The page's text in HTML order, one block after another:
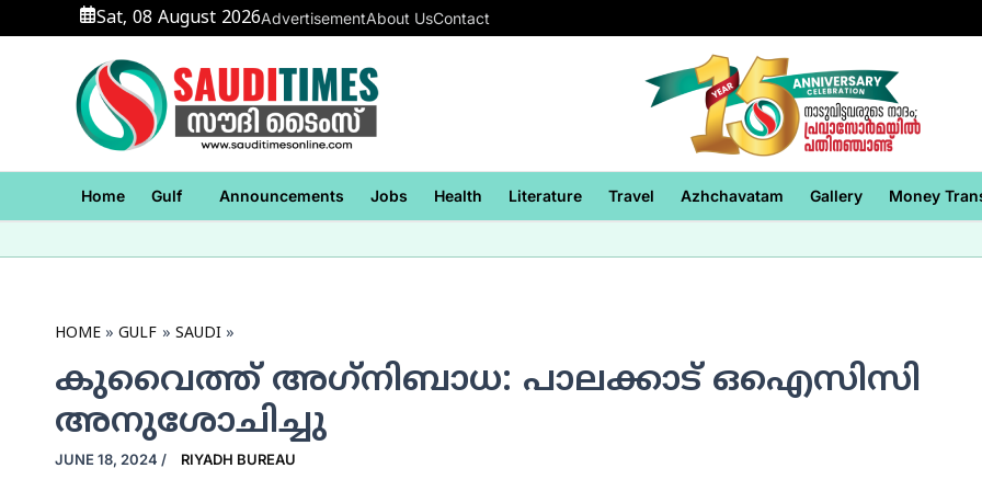
to
Sat, 08 August 2026AdvertisementAbout UsContact
Home Gulf Announcements Jobs Health Literature Travel Azhchavatam Gallery Money
HOME GULF SAUDI
കുവൈത്ത് അഗ്‌നിബാധ: പാലക്കാട് ഒഐസിസി
അനുശോചിച്ചു
JUNE 18, 2024 / RIYADH BUREAU